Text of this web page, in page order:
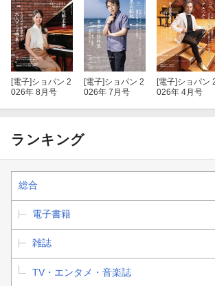
[電子]ショパン 2
026年 8月号
[電子]ショパン 2
026年 7月号
[電子]ショパン
026年 4月号
ランキング
総合
電子書籍
雑誌
TV・エンタメ・音楽誌